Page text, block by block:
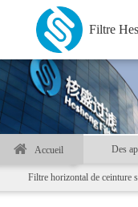
Filtre
Accueil Des
Filtre horizontal de ceinture